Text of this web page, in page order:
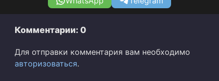
Комментарии: 0
Для отправки комментария вам необходимо
авторизоваться.